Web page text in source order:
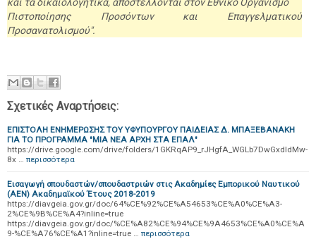
Πιστοποίησης Προσόντων και Επαγγελματικού
Προσανατολισμού".
Σχετικές Αναρτήσεις:
ΕΠΙΣΤΟΛΗ ΕΝΗΜΕΡΩΣΗΣ ΤΟΥ ΥΦΥΠΟΥΡΓΟΥ ΠΑΙΔΕΙΑΣ Δ. ΜΠΑΞΕΒΑΝΑΚΗ
ΓΙΑ ΤΟ ΠΡΟΓΡΑΜΜΑ "ΜΙΑ ΝΕΑ ΑΡΧΗ ΣΤΑ ΕΠΑΛ"
https://drive.google.com/drive/folders/1GKRqAP9_rJHgfA_WGLb7DwGxdldMw-
8x … περισσότερα
Εισαγωγή σπουδαστών/σπουδαστριών στις Ακαδημίες Εμπορικού Ναυτικού
(ΑΕΝ) Ακαδημαϊκού Έτους 2018-2019
https://diavgeia.gov.gr/doc/64%CE%92%CE%A54653%CE%A0%CE%A3-
2%CE%9B%CE%A4?inline=true
https://diavgeia.gov.gr/doc/%CE%A82%CE%94%CE%9A4653%CE%A0%CE%A
9-%CE%A76%CE%A1?inline=true … περισσότερα